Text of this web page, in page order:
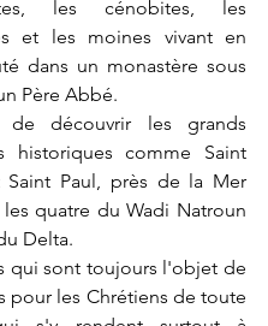
les cénobites, les
et les moines vivant en
dans un monastère sous
Père Abbé.
de découvrir les grands
historiques comme Saint
Paul, près de la Mer
quatre du Wadi Natroun
Delta.
qui sont toujours l'objet de
pour les Chrétiens de toute